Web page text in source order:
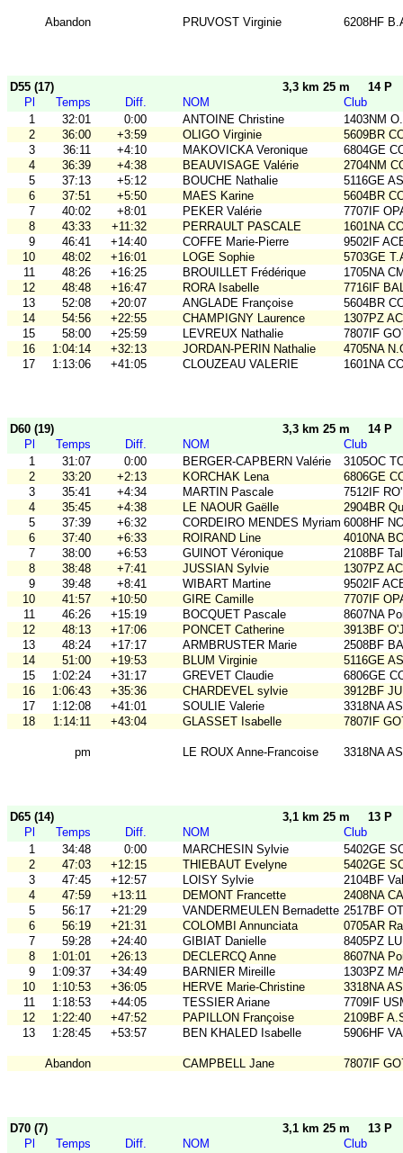
Abandon PRUVOST Virginie 6208HF
D55 (17) 3,3 km 25 m
14 P
Pl
Temps Diff. NOM
Club
1
32:01 0:00 ANTOINE Christine
1403NM
2
36:00 +3:59 OLIGO Virginie
5609BR
3
36:11 +4:10 MAKOVICKA Veronique
6804GE
4
36:39 +4:38 BEAUVISAGE Valérie
2704NM
5
37:13 +5:12 BOUCHE Nathalie
5116GE
6
37:51 +5:50 MAES Karine
5604BR
7
40:02 +8:01 PEKER Valérie
7707IF
8
43:33 +11:32 PERRAULT PASCALE
1601NA
9
46:41 +14:40 COFFE Marie-Pierre
9502IF
10
48:02 +16:01 LOGE Sophie
5703GE
11
48:26 +16:25 BROUILLET Frédérique
1705NA
12
48:48 +16:47 RORA Isabelle
7716IF
13
52:08 +20:07 ANGLADE Françoise
5604BR
14
54:56 +22:55 CHAMPIGNY Laurence
1307PZ
15
58:00 +25:59 LEVREUX Nathalie
7807IF
16
1:04:14 +32:13 JORDAN-PERIN Nathalie
4705NA
17
1:13:06 +41:05 CLOUZEAU VALERIE 1601NA
D60 (19) 3,3 km 25 m
14 P
Pl
Temps Diff. NOM
Club
1
31:07 0:00 BERGER-CAPBERN Valérie
3105OC
2
33:20 +2:13 KORCHAK Lena
6806GE
3
35:41 +4:34 MARTIN Pascale
7512IF
4
35:45 +4:38 LE NAOUR Gaëlle
2904BR
5
37:39 +6:32 CORDEIRO MENDES Myriam 6008HF
6
37:40 +6:33 ROIRAND Line
4010NA
7
38:00 +6:53 GUINOT Véronique
2108BF
8
38:48 +7:41 JUSSIAN Sylvie
1307PZ
9
39:48 +8:41 WIBART Martine
9502IF
10
41:57 +10:50 GIRE Camille
7707IF
11
46:26 +15:19 BOCQUET Pascale
8607NA
12
48:13 +17:06 PONCET Catherine
3913BF
13
48:24 +17:17 ARMBRUSTER Marie
2508BF
14
51:00 +19:53 BLUM Virginie
5116GE
15
1:02:24 +31:17 GREVET Claudie
6806GE
16
1:06:43 +35:36 CHARDEVEL sylvie
3912BF
17
1:12:08 +41:01 SOULIE Valerie
3318NA
18
1:14:11 +43:04 GLASSET Isabelle 7807IF
pm LE ROUX Anne-Francoise 3318NA
D65 (14) 3,1 km 25 m
13 P
Pl
Temps Diff. NOM
Club
1
34:48 0:00 MARCHESIN Sylvie
5402GE
2
47:03 +12:15 THIEBAUT Evelyne
5402GE
3
47:45 +12:57 LOISY Sylvie
2104BF
4
47:59 +13:11 DEMONT Francette
2408NA
5
56:17 +21:29 VANDERMEULEN Bernadette 2517BF
6
56:19 +21:31 COLOMBI Annunciata
0705AR
7
59:28 +24:40 GIBIAT Danielle
8405PZ
8
1:01:01 +26:13 DECLERCQ Anne
8607NA
9
1:09:37 +34:49 BARNIER Mireille
1303PZ
10
1:10:53 +36:05 HERVE Marie-Christine
3318NA
11
1:18:53 +44:05 TESSIER Ariane
7709IF
12
1:22:40 +47:52 PAPILLON Françoise
2109BF
13
1:28:45 +53:57 BEN KHALED Isabelle 5906HF
Abandon CAMPBELL Jane 7807IF
D70 (7) 3,1 km 25 m
13 P
Pl
Temps Diff. NOM
Club